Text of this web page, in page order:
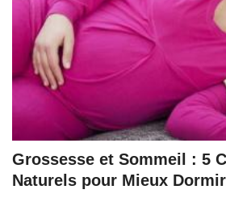
Grossesse et Sommeil : 5
Naturels pour Mieux